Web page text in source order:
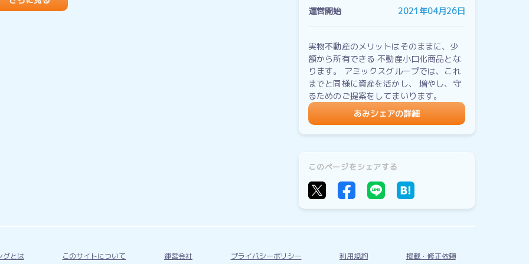
運営開始 2021年04月26日
実物不動産のメリットはそのままに、少
額から所有できる 不動産小口化商品とな
ります。 アミックスグループでは、これ
までと同様に資産を活かし、 増やし、守
るためのご提案をしてまいります。
あみシェアの詳細
このページをシェアする
グとは このサイトについて 運営会社 プライバシーポリシー 利用規約 掲載・修正依頼